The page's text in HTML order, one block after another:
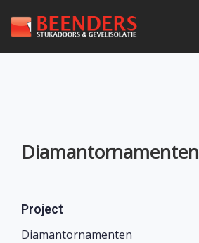
Diamantornamenten
Project
Diamantornamenten